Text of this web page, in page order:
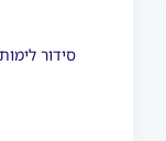
סידור